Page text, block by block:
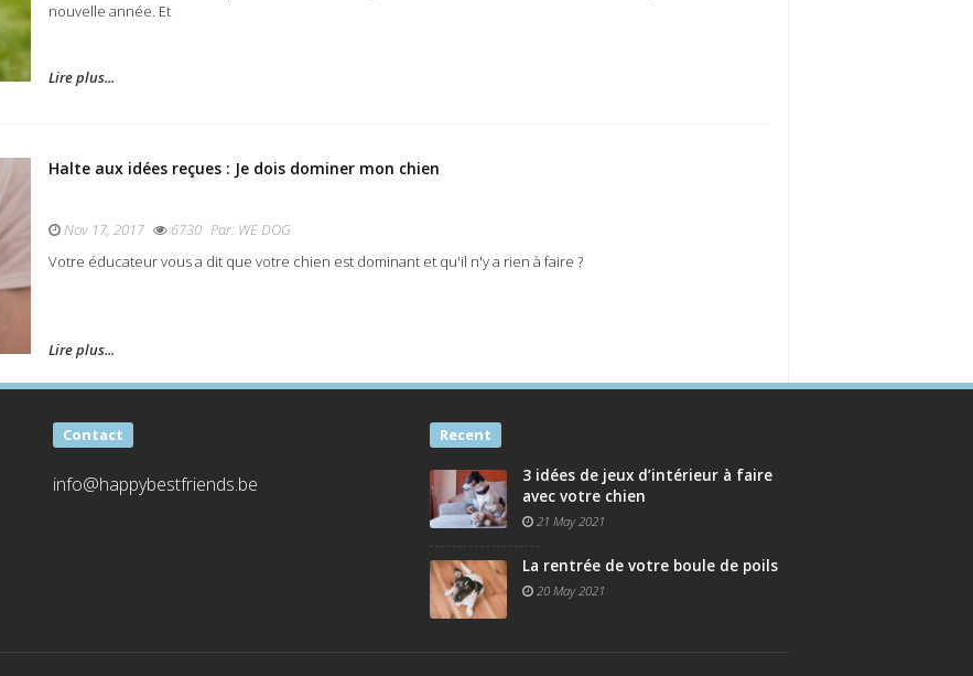
nouvelle année. Et
Lire plus...
Halte aux idées reçues : Je dois dominer mon chien
Nov 17, 2017 6730 Par: WE DOG
Votre éducateur vous a dit que votre chien est dominant et qu'il n'y a rien à faire ?
Lire plus...
Contact
info@happybestfriends.be
Recent
3 idées de jeux d’intérieur à faire
avec votre chien
21 May 2021
La rentrée de votre boule de poils
20 May 2021